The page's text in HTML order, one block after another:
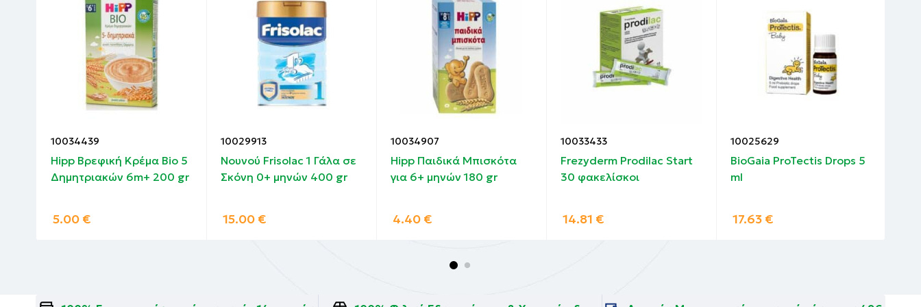
10034439
Hipp Βρεφική Κρέμα Bio 5
Δημητριακών 6m+ 200 gr
5.00 €
10029913
Nουνού Frisolac 1 Γάλα σε
Σκόνη 0+ μηνών 400 gr
15.00 €
10034907
Hipp Παιδικά Μπισκότα
για 6+ μηνών 180 gr
4.40 €
10033433
Frezyderm Prodilac Start
30 φακελίσκοι
14.81 €
10025629
BioGaia ProTectis Drops 5
ml
17.63 €